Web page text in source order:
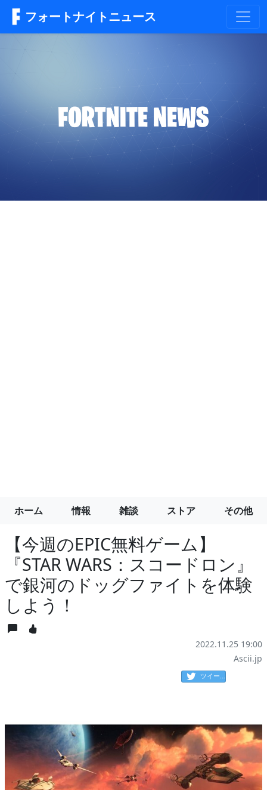
フォートナイトニュース
ホーム 情報 雑談 ストア その他
【今週のEPIC無料ゲーム】
『STAR WARS：スコードロン』
で銀河のドッグファイトを体験
しよう！
2022.11.25 19:00
Ascii.jp
ツイート